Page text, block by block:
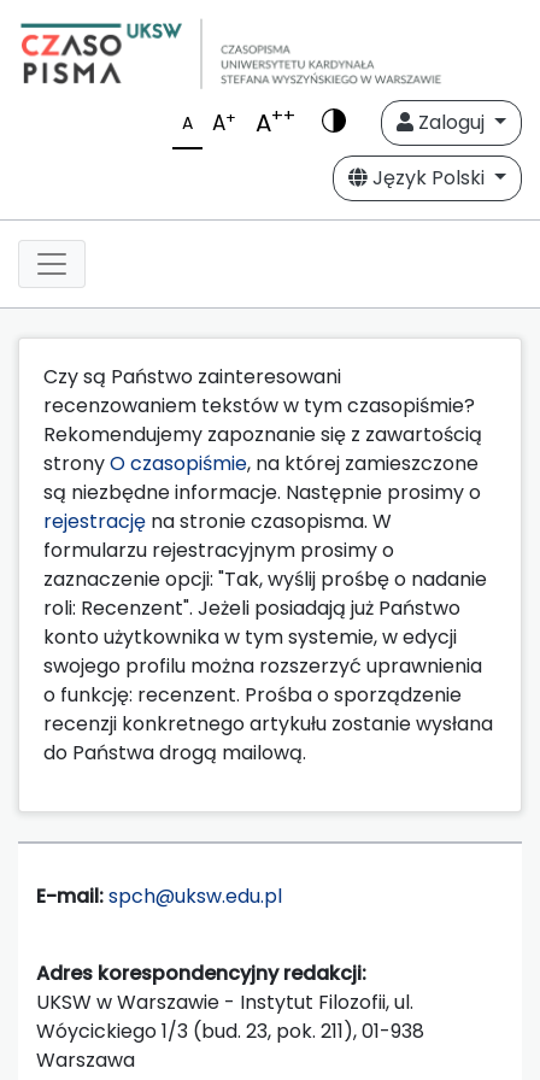
A A+ A++
Zaloguj
Język Polski
Czy są Państwo zainteresowani
recenzowaniem tekstów w tym czasopiśmie?
Rekomendujemy zapoznanie się z zawartością
stronyO czasopiśmie, na której zamieszczone
są niezbędne informacje. Następnie prosimy o
rejestrację na stronie czasopisma. W
formularzu rejestracyjnym prosimy o
zaznaczenie opcji: "Tak, wyślij prośbę o nadanie
roli: Recenzent". Jeżeli posiadają już Państwo
konto użytkownika w tym systemie, w edycji
swojego profilu można rozszerzyć uprawnienia
o funkcję: recenzent. Prośba o sporządzenie
recenzji konkretnego artykułu zostanie wysłana
do Państwa drogą mailową.
E-mail:spch@uksw.edu.pl
Adres korespondencyjny redakcji:
UKSW w Warszawie - Instytut Filozofii, ul.
Wóycickiego 1/3 (bud. 23, pok. 211), 01-938
Warszawa